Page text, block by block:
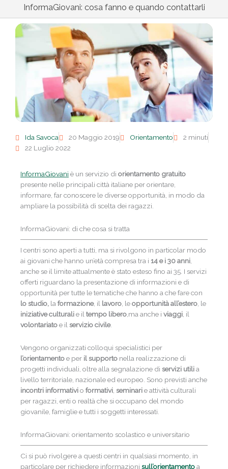
InformaGiovani: cosa fanno e quando contattarli
Ida Savoca 20 Maggio 2019 Orientamento
2 minuti
22 Luglio 2022
InformaGiovani è un servizio di orientamento gratuito
presente nelle principali città italiane per orientare,
informare, far conoscere le diverse opportunità, in modo da
ampliare la possibilità di scelta dei ragazzi.
InformaGiovani: di che cosa si tratta
I centri sono aperti a tutti, ma si rivolgono in particolar modo
ai giovani che hanno un’età compresa tra i 14 e i 30 anni,
anche se il limite attualmente è stato esteso fino ai 35. I servizi
offerti riguardano la presentazione di informazioni e di
opportunità per tutte le tematiche che hanno a che fare con
lo studio, laformazione, il lavoro, leopportunità all’estero, le
iniziative culturalie iltempo libero,ma anche i viaggi, il
volontariatoe ilservizio civile.
Vengono organizzati colloqui specialistici per
l’orientamentoe per il supporto nella realizzazione di
progetti individuali, oltre alla segnalazione di servizi utilia
livello territoriale, nazionale ed europeo. Sono previsti anche
incontri informativio formativi, seminarie attività culturali
per ragazzi, enti o realtà che si occupano del mondo
giovanile, famiglie e tutti i soggetti interessati.
InformaGiovani: orientamento scolastico e universitario
Ci si può rivolgere a questi centri in qualsiasi momento, in
particolare per richiedere informazioni sull’orientamentoa